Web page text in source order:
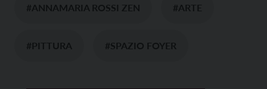
#ANNAMARIA ROSSI ZEN #ARTE
#PITTURA #SPAZIO FOYER